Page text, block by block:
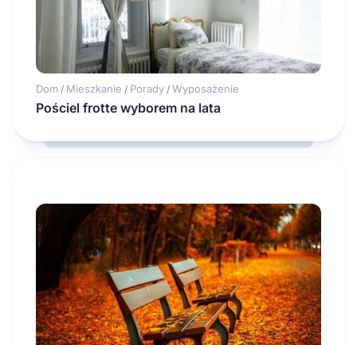
Dom / Mieszkanie / Porady / Wyposażenie
Pościel frotte wyborem na lata